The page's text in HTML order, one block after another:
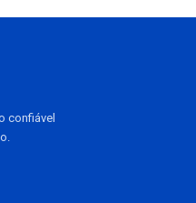
confiável